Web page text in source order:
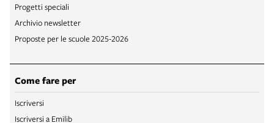
Progetti speciali
Archivio newsletter
Proposte per le scuole 2025-2026
Come fare per
Iscriversi
Iscriversi a Emilib